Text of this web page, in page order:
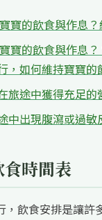
寶的飲食與作息
寶的飲食與作息？
，如何維持寶寶的
旅途中獲得充足
中出現腹瀉或過
時間表
，飲食安排是讓